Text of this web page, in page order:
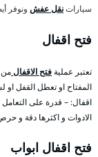
سياراتنقل عفش ونوفر
فتح اقفال
تعتبر عمليةفتح الاقفالمن
المفتاح او تعطل القفل او
اقفال: – قدرة على التعامل
الادوات و اكثرها دقة و
فتح اقفال ابواب